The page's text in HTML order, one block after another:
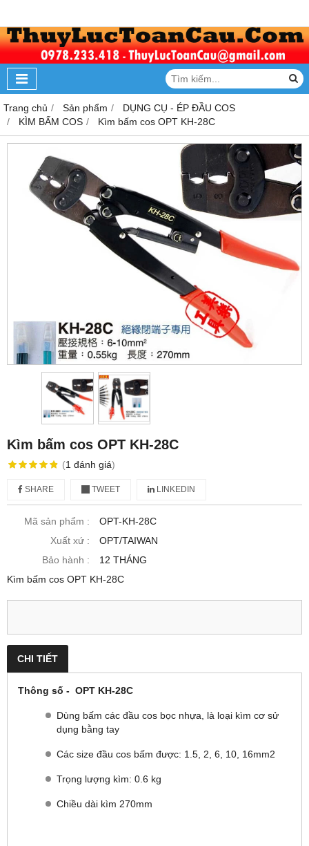
Trang chủ Sản phẩm
DỤNG CỤ - ÉP ĐẦU COS
KÌM BẤM COS
Kìm bấm cos OPT KH-28C
Kìm bấm cos OPT KH-28C
(1 đánh giá)
SHARE TWEET LINKEDIN
Mã sản phẩm :
OPT-KH-28C
Xuất xứ :
OPT/TAIWAN
Bảo hành :
12 THÁNG
Kìm bấm cos OPT KH-28C
CHI TIẾT
Thông số - OPT KH-28C
Dùng bấm các đầu cos bọc nhựa, là loại kìm cơ sử
dụng bằng tay
Các size đầu cos bấm được: 1.5, 2, 6, 10, 16mm2
Trọng lượng kìm: 0.6 kg
Chiều dài kìm 270mm